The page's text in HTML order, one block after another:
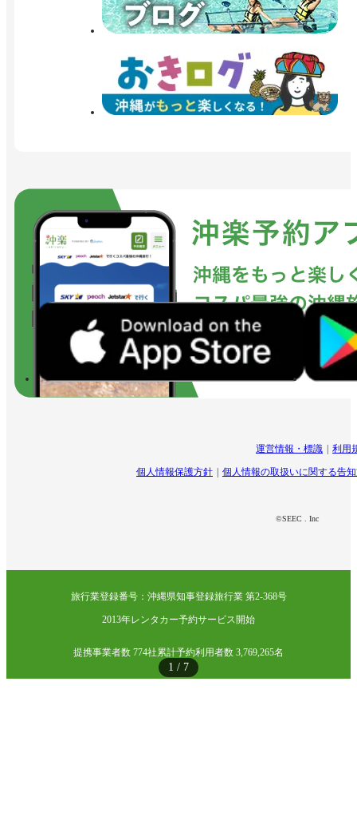
1 / 7
運営情報・標識 利用
個人情報保護方針 個人情報の取扱いに関する告
©SEEC . Inc
旅行業登録番号：沖縄県知事登録旅行業 第2-368号
2013年レンタカー予約サービス開始
提携事業者数 774社累計予約利用者数 3,769,265名